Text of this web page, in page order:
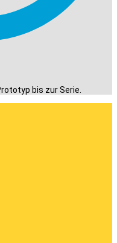
bis zur Serie.